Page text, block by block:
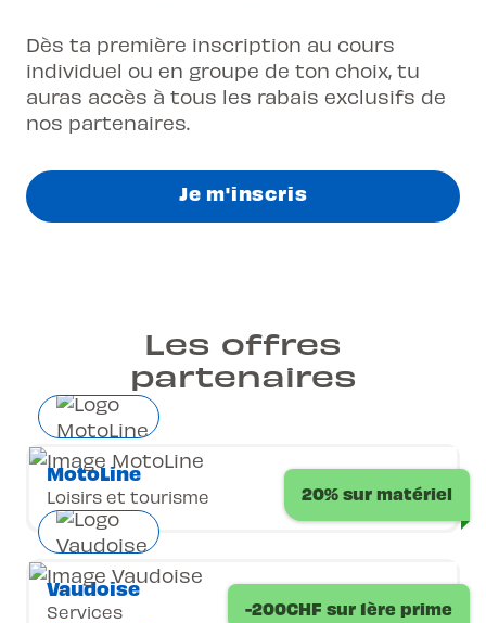
Dès ta première inscription au cours
individuel ou en groupe de ton choix, tu
auras accès à tous les rabais exclusifs de
nos partenaires.
Je m'inscris
Les offres
partenaires
20% sur matériel
MotoLine
Loisirs et tourisme
-200CHF sur 1ère prime
Vaudoise
Services